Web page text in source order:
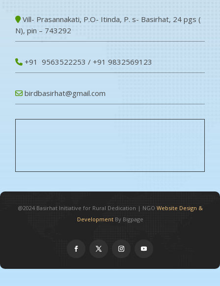
Vill- Prasannakati, P.O- Itinda, P. s- Basirhat, 24 pgs (
N), pin – 743292
+91 9563522253 / +91 9832569123
birdbasirhat@gmail.com
@2024 Basirhat Initiative for Rural Dedication | NGO Website Design &
DevelopmentBy Bigpage